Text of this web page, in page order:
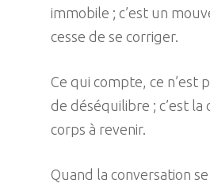
immobile ; c’est un
cesse de se corriger.
Ce qui compte, ce n’est
de déséquilibre ; c’est la
corps à revenir.
Quand la conversation